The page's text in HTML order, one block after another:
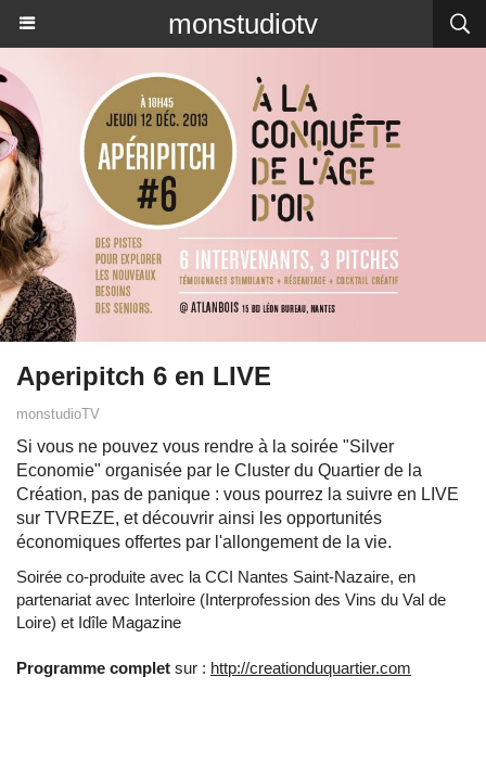
monstudiotv
Aperipitch 6 en LIVE
monstudioTV
Si vous ne pouvez vous rendre à la soirée "Silver
Economie" organisée par le Cluster du Quartier de la
Création, pas de panique : vous pourrez la suivre en LIVE
sur TVREZE, et découvrir ainsi les opportunités
économiques offertes par l'allongement de la vie.
Soirée co-produite avec la CCI Nantes Saint-Nazaire, en
partenariat avec Interloire (Interprofession des Vins du Val de
Loire) et Idîle Magazine
Programme complet sur : http://creationduquartier.com